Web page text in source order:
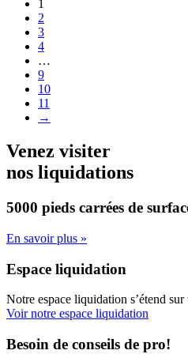
1
2
3
4
…
9
10
11
→
Venez visiter
nos liquidations
5000 pieds carrées de
En savoir plus »
Espace liquidation
Notre espace liquidation s’étend
Voir notre espace liquidation
Besoin de conseils de pro!